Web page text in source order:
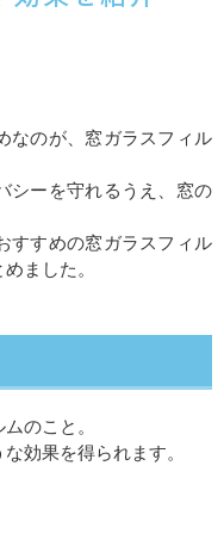
なのが、窓ガラスフィル
シーを守れるうえ、窓の
すすめの窓ガラスフィル
ました。
のこと。
効果を得られます。